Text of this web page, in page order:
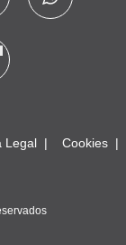
Legal Cookies